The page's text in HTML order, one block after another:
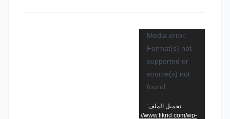
مشغل
الفيديو
Media error:
Format(s) not
supported or
source(s) not
found
تحميل الملف:
https://www.fikrid.com/wp-